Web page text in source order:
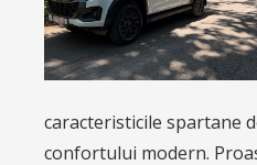
Source:AUTOREPORT|
am
Powered by